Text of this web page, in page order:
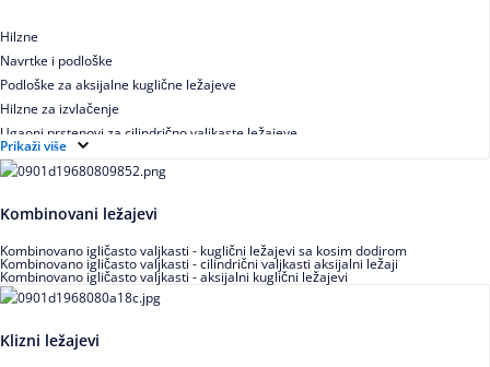
Hilzne
Navrtke i podloške
Podloške za aksijalne kuglične ležajeve
Hilzne za izvlačenje
Ugaoni prstenovi za cilindrično valjkaste ležajeve
Prikaži više
Kombinovani ležajevi
Kombinovano igličasto valjkasti - kuglični ležajevi sa kosim dodirom
Kombinovano igličasto valjkasti - cilindrični valjkasti aksijalni ležaji
Kombinovano igličasto valjkasti - aksijalni kuglični ležajevi
Klizni ležajevi